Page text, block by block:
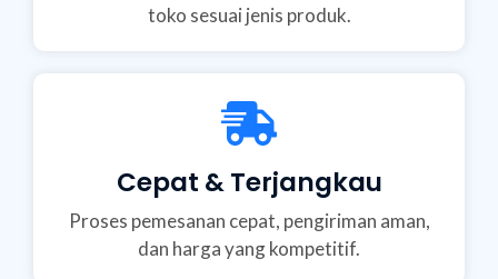
toko sesuai jenis produk.
Cepat & Terjangkau
Proses pemesanan cepat, pengiriman aman,
dan harga yang kompetitif.